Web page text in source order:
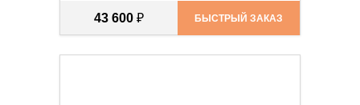
43 600 ₽ БЫСТРЫЙ ЗАКАЗ